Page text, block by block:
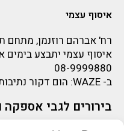
איסוף עצמי
רח' אברהם רוזנמן, מתחם
איסוף עצמי יתבצע
08-9999880
ב- WAZE: הום דקור
בירורים לגבי אספקה